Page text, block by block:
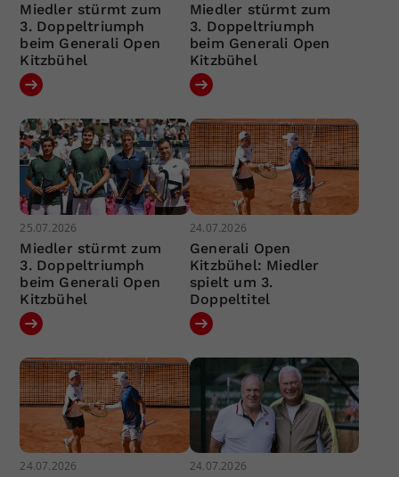
Miedler stürmt zum
3. Doppeltriumph
beim Generali Open
Kitzbühel
Miedler stürmt zum
3. Doppeltriumph
beim Generali Open
Kitzbühel
25.07.2026
Miedler stürmt zum
3. Doppeltriumph
beim Generali Open
Kitzbühel
24.07.2026
Generali Open
Kitzbühel: Miedler
spielt um 3.
Doppeltitel
24.07.2026 24.07.2026